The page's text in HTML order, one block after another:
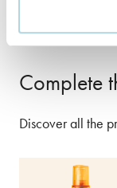
Complete
Discover all the